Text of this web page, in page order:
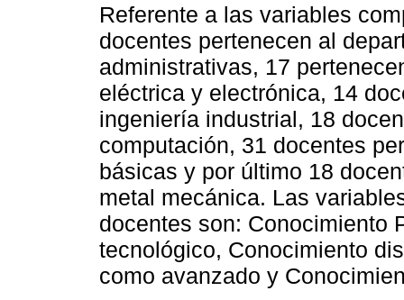
Referente a las variables
docentes pertenecen al
administrativas, 17
eléctrica y electrónica, 14
ingeniería industrial, 18
computación, 31 docentes
básicas y por último 18
metal mecánica. Las
docentes son: Conocimiento
tecnológico, Conocimiento
como avanzado y